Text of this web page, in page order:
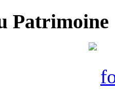
Patrimoine